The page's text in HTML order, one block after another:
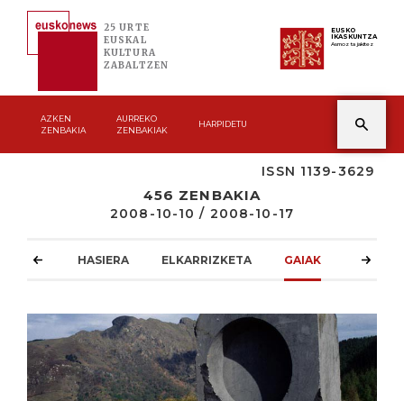
25 URTE
EUSKAL
KULTURA
ZABALTZEN
EUSKO
IKASKUNTZA
Asmoz ta jakitez
AZKEN
ZENBAKIA
AURREKO
ZENBAKIAK
HARPIDETU
ISSN 1139-3629
456 ZENBAKIA
2008-10-10 / 2008-10-17
HASIERA ELKARRIZKETA GAIAK